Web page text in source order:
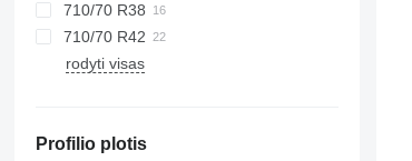
710/70 R38
710/70 R42
rodyti visas
Profilio plotis